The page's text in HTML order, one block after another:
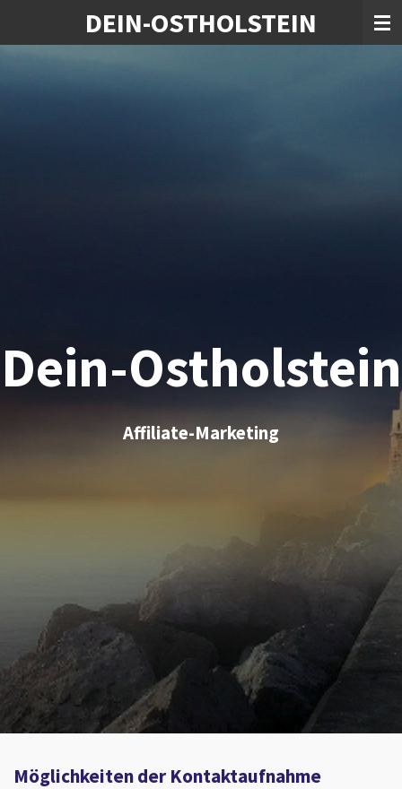
Hauptinhalt
DEIN-OSTHOLSTEIN
Dein-Ostholstein
Affiliate-Marketing
Möglichkeiten der Kontaktaufnahme